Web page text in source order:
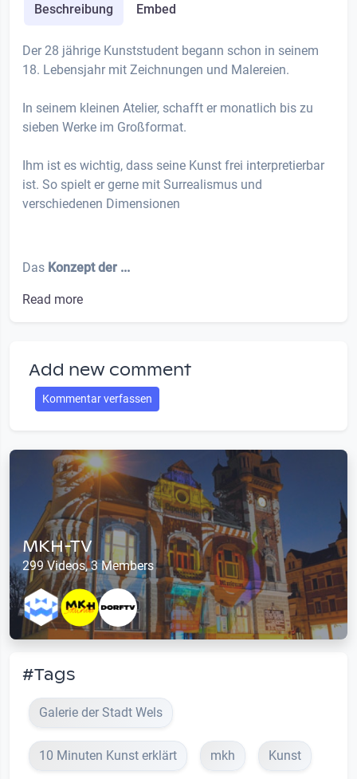
Beschreibung Embed
Der 28 jährige Kunststudent begann schon in seinem
18. Lebensjahr mit Zeichnungen und Malereien.
In seinem kleinen Atelier, schafft er monatlich bis zu
sieben Werke im Großformat.
Ihm ist es wichtig, dass seine Kunst frei interpretierbar
ist. So spielt er gerne mit Surrealismus und
verschiedenen Dimensionen
Das Konzept der ...
Read more
Add new comment
Kommentar verfassen
MKH-TV
299 Videos, 3 Members
#Tags
Galerie der Stadt Wels
10 Minuten Kunst erklärt mkh Kunst